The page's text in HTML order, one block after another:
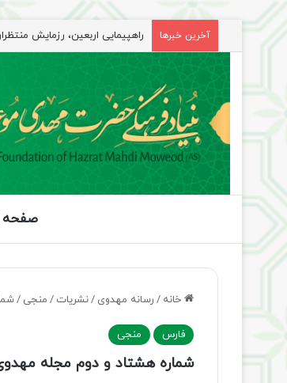
آخرین خبرها
راهپیمایی اربعین، رزمایش
صفحه
خانه / رسانه مهدوی /نشریات / منجی /
فارس منجی
شماره هشتاد و دوم مجله